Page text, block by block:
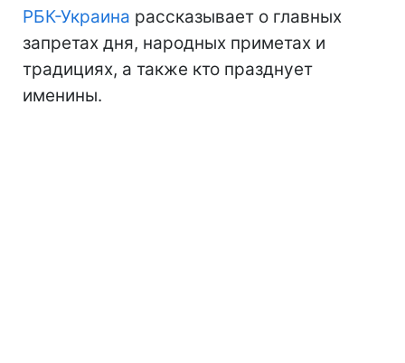
РБК-Украина рассказывает о главных
запретах дня, народных приметах и
традициях, а также кто празднует
именины.